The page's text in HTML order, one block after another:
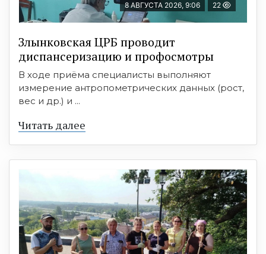
8 АВГУСТА 2026, 9:06 22
Злынковская ЦРБ проводит
диспансеризацию и профосмотры
В ходе приёма специалисты выполняют
измерение антропометрических данных (рост,
вес и др.) и ...
Читать далее